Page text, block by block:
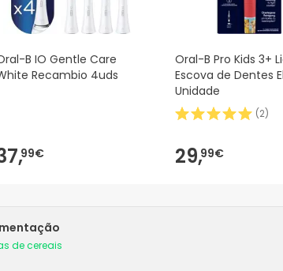
B IO Gentle Care
Recambio 4uds
99€
Oral-B Pro Kids 3+
Escova de Dentes
Unidade
(2)
29,99€
de cereais